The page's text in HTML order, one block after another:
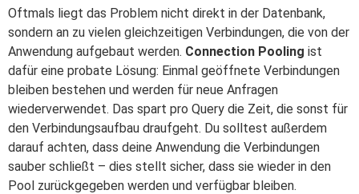
Oftmals liegt das Problem nicht direkt in der Datenbank,
sondern an zu vielen gleichzeitigen Verbindungen, die von der
Anwendung aufgebaut werden. Connection Pooling ist
dafür eine probate Lösung: Einmal geöffnete Verbindungen
bleiben bestehen und werden für neue Anfragen
wiederverwendet. Das spart pro Query die Zeit, die sonst für
den Verbindungsaufbau draufgeht. Du solltest außerdem
darauf achten, dass deine Anwendung die Verbindungen
sauber schließt – dies stellt sicher, dass sie wieder in den
Pool zurückgegeben werden und verfügbar bleiben.